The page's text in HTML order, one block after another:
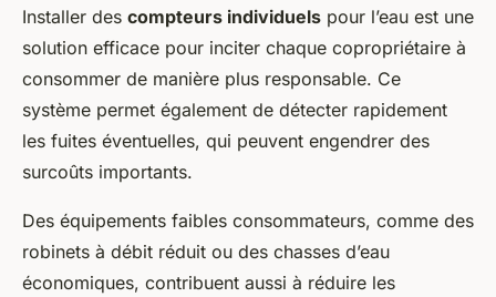
Installer des compteurs individuels pour l’eau est une
solution efficace pour inciter chaque copropriétaire à
consommer de manière plus responsable. Ce
système permet également de détecter rapidement
les fuites éventuelles, qui peuvent engendrer des
surcoûts importants.
Des équipements faibles consommateurs, comme des
robinets à débit réduit ou des chasses d’eau
économiques, contribuent aussi à réduire les